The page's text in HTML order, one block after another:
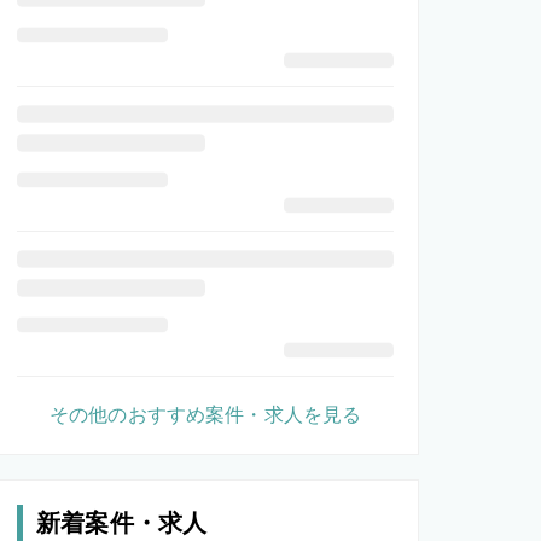
その他のおすすめ案件・求人を見る
新着案件・求人